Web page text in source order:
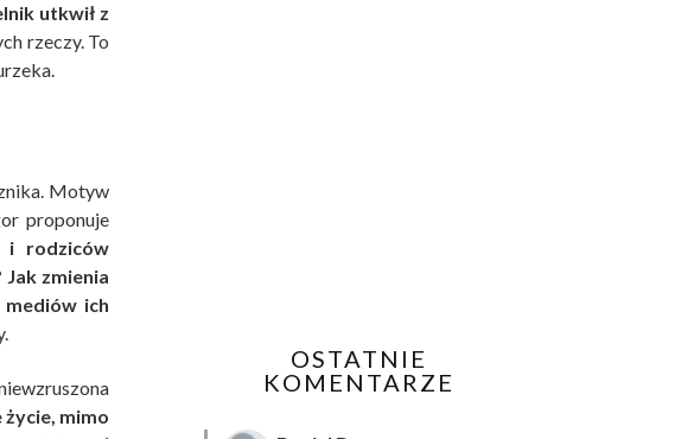
utkwił z
rzeczy. To
Motyw
proponuje
i rodziców
zmienia
ich
mimo
OSTATNIE
KOMENTARZE